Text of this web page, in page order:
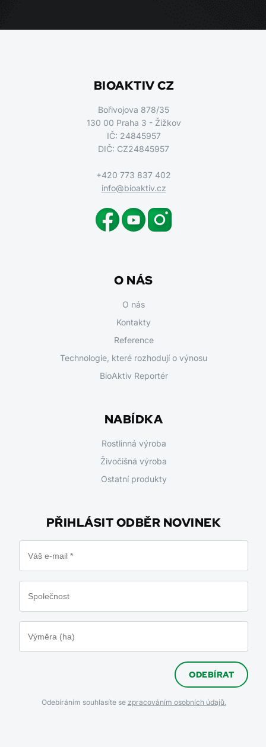
BIOAKTIV CZ
Bořivojova 878/35
130 00 Praha 3 - Žižkov
IČ: 24845957
DIČ: CZ24845957
+420 773 837 402
info@bioaktiv.cz
O NÁS
O nás
Kontakty
Reference
Technologie, které rozhodují o výnosu
BioAktiv Reportér
NABÍDKA
Rostlinná výroba
Živočišná výroba
Ostatní produkty
PŘIHLÁSIT ODBĚR NOVINEK
ODEBÍRAT
Odebíráním souhlasíte se zpracováním osobních údajů.